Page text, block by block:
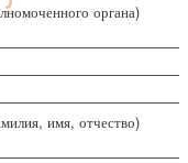
органа)
имя, отчество)